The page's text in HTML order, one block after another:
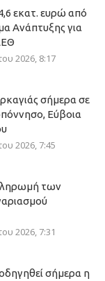
εκατ. ευρώ από
Ανάπτυξης για
2026, 8:17
σήμερα σε
Εύβοια
2026, 7:45
των
2026, 7:31
σήμερα η